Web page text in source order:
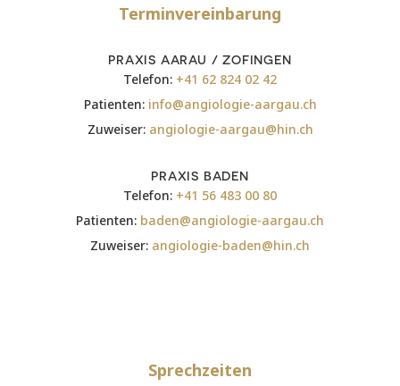
Terminvereinbarung
PRAXIS AARAU / ZOFINGEN
Telefon: +41 62 824 02 42
Patienten: info@angiologie-aargau.ch
Zuweiser: angiologie-aargau@hin.ch
PRAXIS BADEN
Telefon: +41 56 483 00 80
Patienten: baden@angiologie-aargau.ch
Zuweiser: angiologie-baden@hin.ch
Sprechzeiten